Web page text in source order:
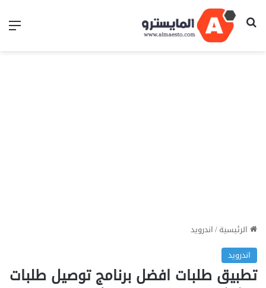
بحث عن
الرئيسية/اندرويد
اندرويد
تطبيق طلبات افضل برنامج توصيل طلبات